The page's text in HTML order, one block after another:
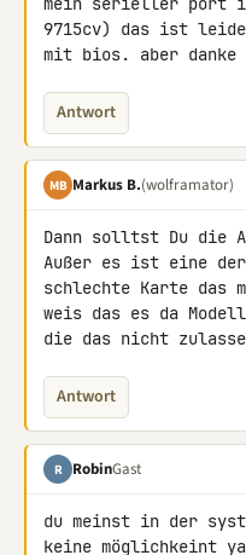
9715cv) das ist
mit bios. aber
Antwort
MB Markus B.(wolframator)
Dann solltst Du die
Außer es ist eine
schlechte Karte das
weis das es da
die das nicht
Antwort
R RobinGast
du meinst in der
keine möglichkeint